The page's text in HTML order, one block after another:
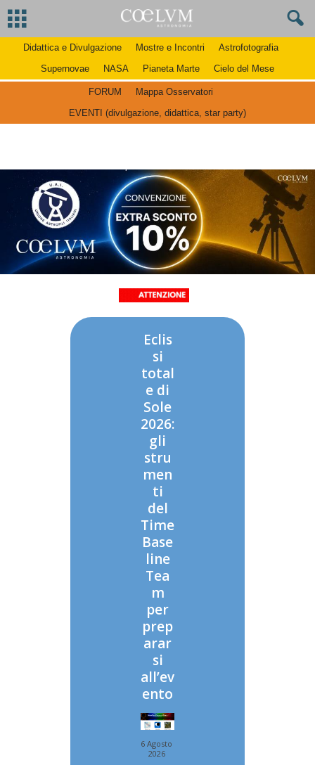
Didattica e Divulgazione Mostre e Incontri
Astrofotografia
Supernovae
NASA Pianeta Marte Cielo del Mese
FORUM
Mappa Osservatori
EVENTI (divulgazione, didattica, star party)
Eclis
si
total
e di
Sole
2026:
gli
stru
men
ti
del
Time
Base
line
Tea
m
per
prep
arar
si
all’ev
ento
6 Agosto
2026